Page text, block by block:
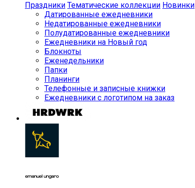
Праздники Тематические коллекции Новинки
Датированные ежедневники
Недатированные ежедневники
Полудатированные ежедневники
Ежедневники на Новый год
Блокноты
Еженедельники
Папки
Планинги
Телефонные и записные книжки
Ежедневники с логотипом на заказ